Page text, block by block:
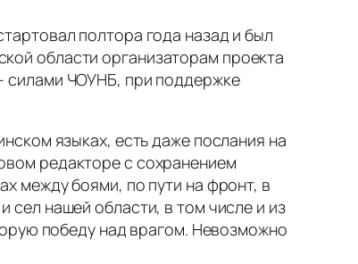
полтора года назад и был
области организаторам проекта
силами ЧОУНБ, при поддержке
языках, есть даже послания на
редакторе с сохранением
между боями, по пути на фронт, в
нашей области, в том числе и из
победу над врагом. Невозможно